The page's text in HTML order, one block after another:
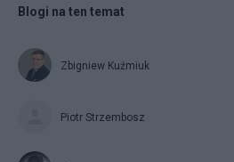
Blogi na ten temat
Zbigniew Kuźmiuk
Piotr Strzembosz